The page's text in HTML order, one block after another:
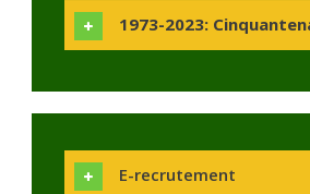
1973-2023:
E-recrutement